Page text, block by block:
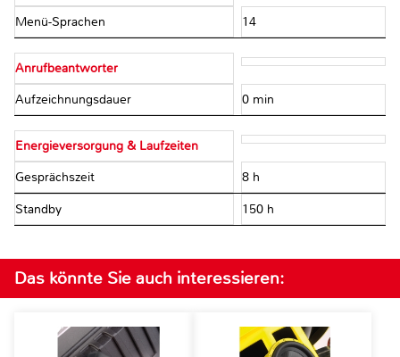
Menü-Sprachen 14
Anrufbeantworter
Aufzeichnungsdauer 0 min
Energieversorgung & Laufzeiten
Gesprächszeit 8 h
Standby 150 h
Das könnte Sie auch interessieren: